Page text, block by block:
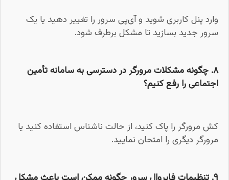
وارد پنل کاربری شوید و آی‌پی سرور را تغییر دهید یا یک
سرور جدید بسازید تا مشکل برطرف شود.
۸. چگونه مشکلات مرورگر در دسترسی به سامانه تأمین
اجتماعی را رفع کنیم؟
کش مرورگر را پاک کنید، از حالت ناشناس استفاده کنید یا
مرورگر دیگری را امتحان نمایید.